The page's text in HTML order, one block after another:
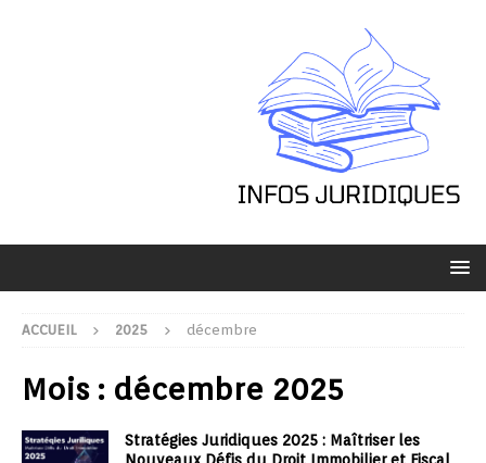
ACCUEIL 2025 décembre
Mois : décembre 2025
Stratégies Juridiques 2025 : Maîtriser les